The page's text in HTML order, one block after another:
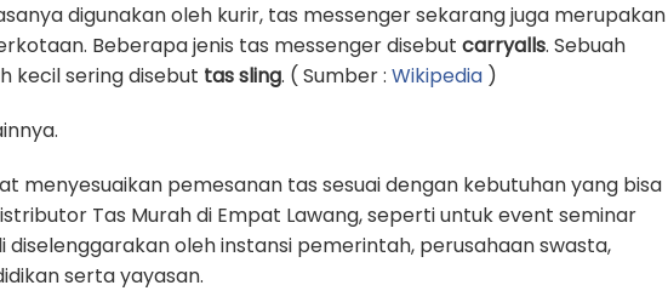
digunakan oleh kurir, tas messenger sekarang juga merupakan
Beberapa jenis tas messenger disebut carryalls. Sebuah
kecil sering disebut tas sling. ( Sumber : Wikipedia )
menyesuaikan pemesanan tas sesuai dengan kebutuhan yang bisa
Tas Murah di Empat Lawang, seperti untuk event seminar
diselenggarakan oleh instansi pemerintah, perusahaan swasta,
serta yayasan.